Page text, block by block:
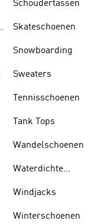
Schoudertassen
Skateschoenen
Snowboarding
Sweaters
Tennisschoenen
Tank Tops
Wandelschoenen
Waterdichte
Windjacks
Winterschoenen